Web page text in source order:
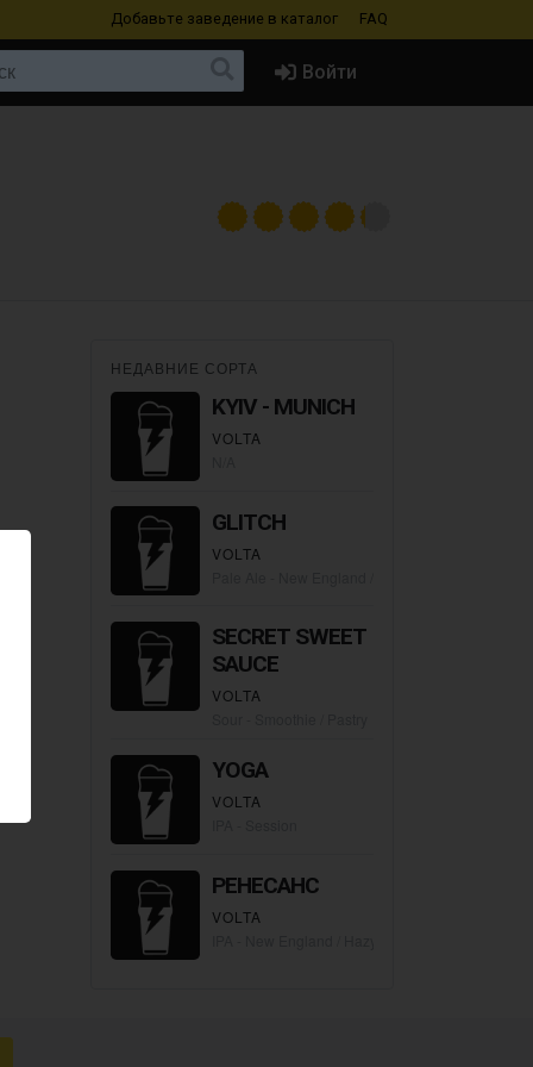
Добавьте заведение в каталог FAQ
Войти
НЕДАВНИЕ СОРТА
KYIV - MUNICH
VOLTA
GLITCH
VOLTA
SECRET SWEET
SAUCE
VOLTA
YOGA
VOLTA
РЕНЕСАНС
VOLTA